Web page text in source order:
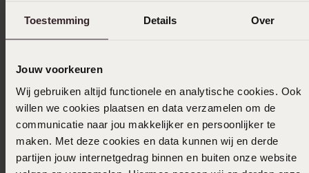
Toestemming Details Over
Jouw voorkeuren
Wij gebruiken altijd functionele en analytische cookies. Ook
willen we cookies plaatsen en data verzamelen om de
communicatie naar jou makkelijker en persoonlijker te
maken. Met deze cookies en data kunnen wij en derde
partijen jouw internetgedrag binnen en buiten onze website